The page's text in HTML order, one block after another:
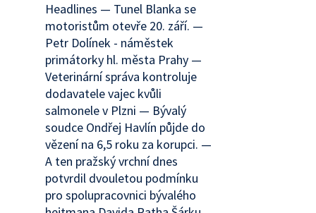
Headlines — Tunel Blanka se
motoristům otevře 20. září. —
Petr Dolínek - náměstek
primátorky hl. města Prahy —
Veterinární správa kontroluje
dodavatele vajec kvůli
salmonele v Plzni — Bývalý
soudce Ondřej Havlín půjde do
vězení na 6,5 roku za korupci. —
A ten pražský vrchní dnes
potvrdil dvouletou podmínku
pro spolupracovnici bývalého